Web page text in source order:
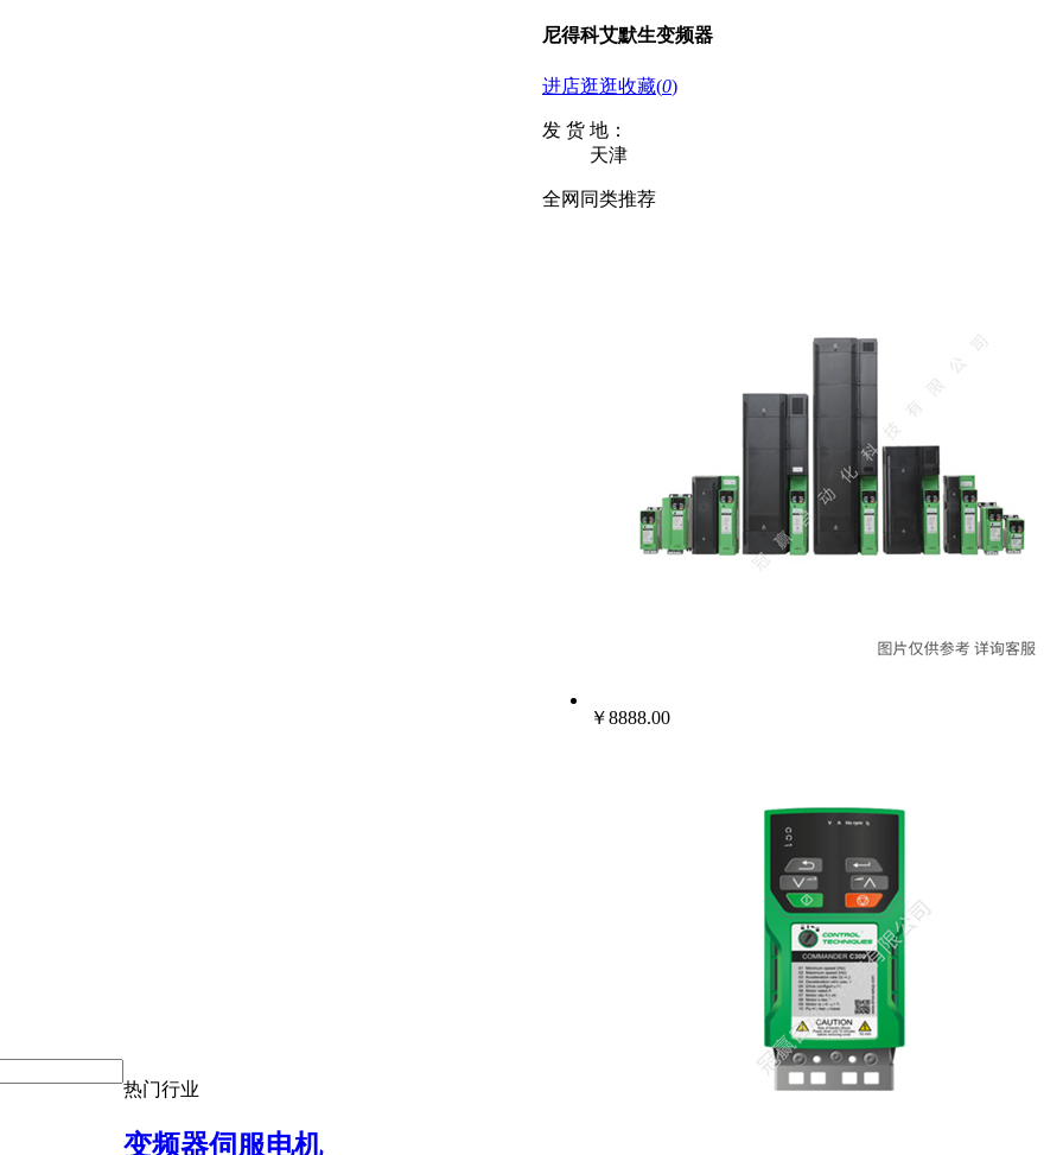
022-25229668
热门行业
变频器伺服电机
尼得科艾默生变频器
进店逛逛收藏(0)
发 货 地：
天津
全网同类推荐
￥8888.00